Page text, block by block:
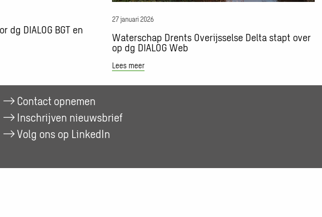
dg DIALOG BGT en
27 januari 2026
Waterschap Drents Overijsselse Delta stapt over
op dg DIALOG Web
Lees meer
dg
Web
Contact opnemen
Inschrijven nieuwsbrief
Volg ons op LinkedIn